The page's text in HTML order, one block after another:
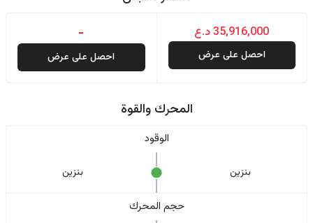
35,916,000 د.ع
احصل على عرض
-
احصل على عرض
المحرك والقوة
الوقود
بنزين بنزين
حجم المحرك